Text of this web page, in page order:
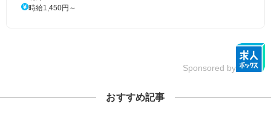
時給1,450円～
Sponsored by
おすすめ記事